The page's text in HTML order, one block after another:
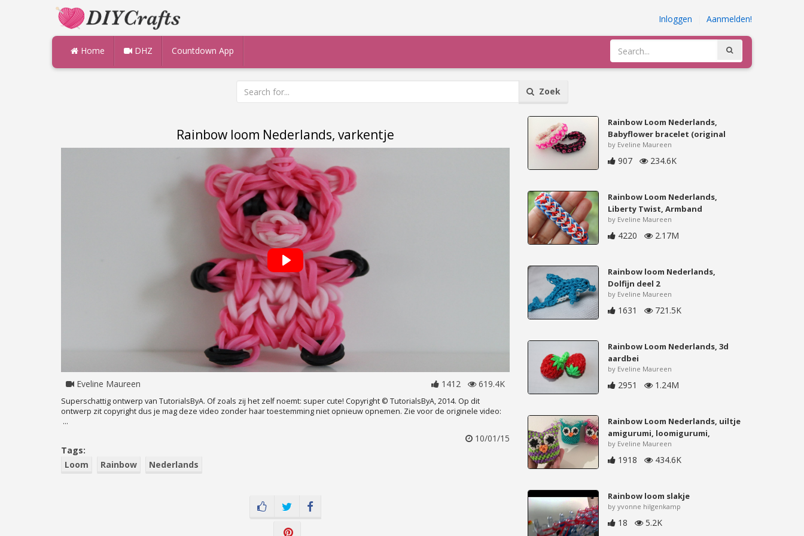
Inloggen Aanmelden!
Home DHZ Countdown App
Zoek
Rainbow loom Nederlands, varkentje
Eveline Maureen 1412 619.4K
Superschattig ontwerp van TutorialsByA. Of zoals zij het zelf noemt: super cute! Copyright © TutorialsByA, 2014. Op dit
ontwerp zit copyright dus je mag deze video zonder haar toestemming niet opnieuw opnemen. Zie voor de originele video:
...
10/01/15
Tags:
Loom
Rainbow Nederlands
Rainbow Loom Nederlands,
Babyflower bracelet (original
by Eveline Maureen
907 234.6K
Rainbow Loom Nederlands,
Liberty Twist, Armband
by Eveline Maureen
4220 2.17M
Rainbow loom Nederlands,
Dolfijn deel 2
by Eveline Maureen
1631 721.5K
Rainbow Loom Nederlands, 3d
aardbei
by Eveline Maureen
2951 1.24M
Rainbow Loom Nederlands, uiltje
amigurumi, loomigurumi,
by Eveline Maureen
1918 434.6K
Rainbow loom slakje
by yvonne hilgenkamp
18 5.2K